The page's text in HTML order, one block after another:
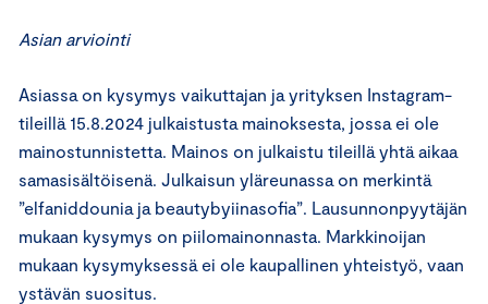
Asian arviointi
Asiassa on kysymys vaikuttajan ja yrityksen Instagram-
tileillä 15.8.2024 julkaistusta mainoksesta, jossa ei ole
mainostunnistetta. Mainos on julkaistu tileillä yhtä aikaa
samasisältöisenä. Julkaisun yläreunassa on merkintä
”elfaniddounia ja beautybyiinasofia”. Lausunnonpyytäjän
mukaan kysymys on piilomainonnasta. Markkinoijan
mukaan kysymyksessä ei ole kaupallinen yhteistyö, vaan
ystävän suositus.